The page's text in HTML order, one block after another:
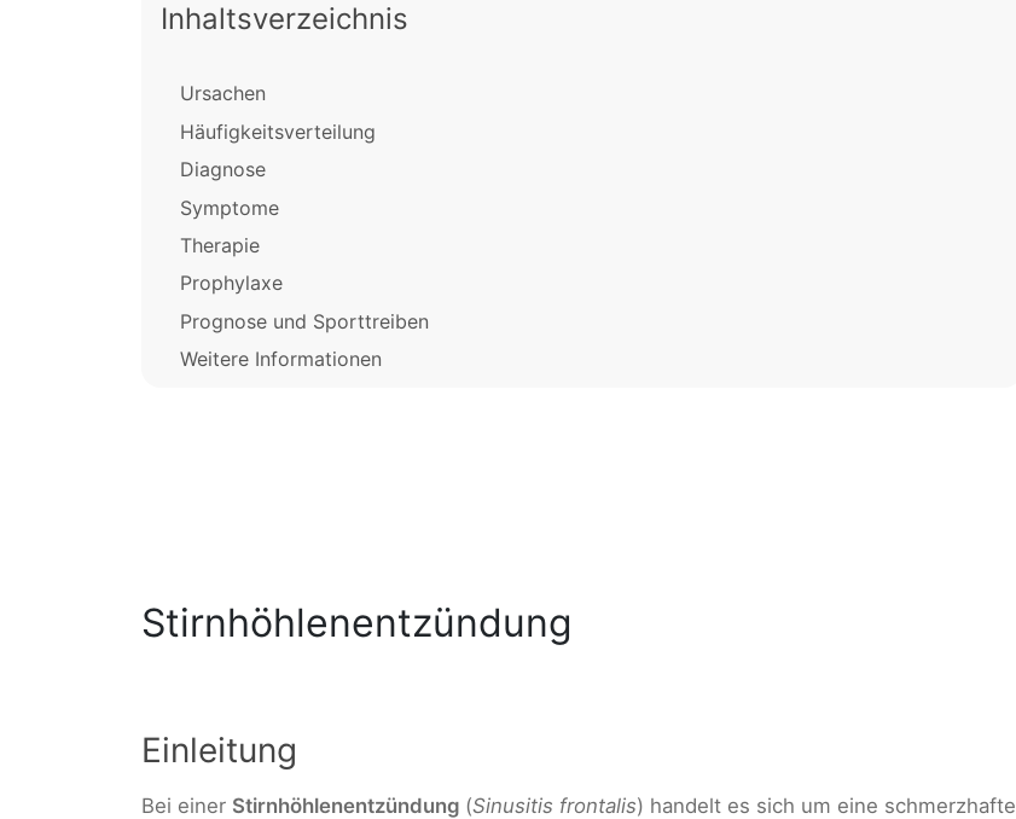
Inhaltsverzeichnis
Ursachen
Häufigkeitsverteilung
Diagnose
Symptome
Therapie
Prophylaxe
Prognose und Sporttreiben
Weitere Informationen
Stirnhöhlenentzündung
Einleitung
Bei einer Stirnhöhlenentzündung (Sinusitis frontalis) handelt es sich um eine schmerzhafte